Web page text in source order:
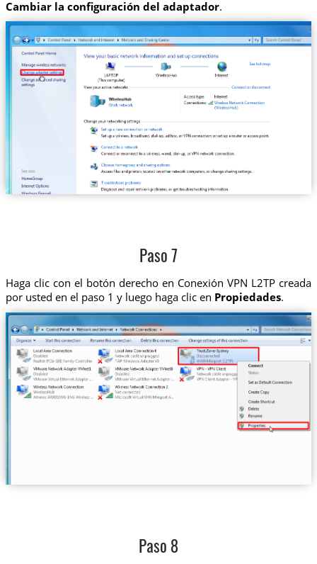
Cambiar la configuración del adaptador.
Paso 7
Haga clic con el botón derecho en Conexión VPN L2TP creada
por usted en el paso 1 y luego haga clic en Propiedades.
Paso 8